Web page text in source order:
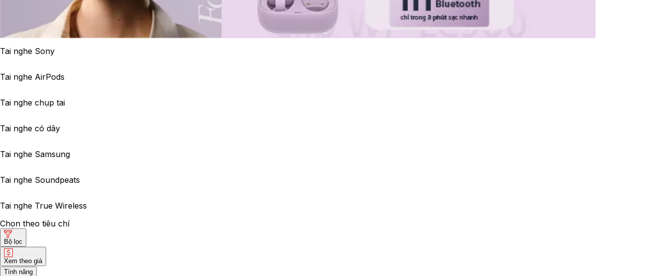
Tai nghe Sony
Tai nghe AirPods
Tai nghe chụp tai
Tai nghe có dây
Tai nghe Samsung
Tai nghe Soundpeats
Tai nghe True Wireless
Chọn theo tiêu chí
Bộ lọc
Xem theo giá
Tính năng